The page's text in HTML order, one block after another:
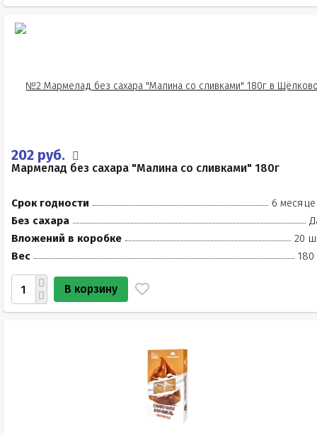
202 руб.
Мармелад без сахара "Малина со сливками" 180г
Срок годности
6
Без сахара
Вложений в коробке
20
Вес
180
В корзину